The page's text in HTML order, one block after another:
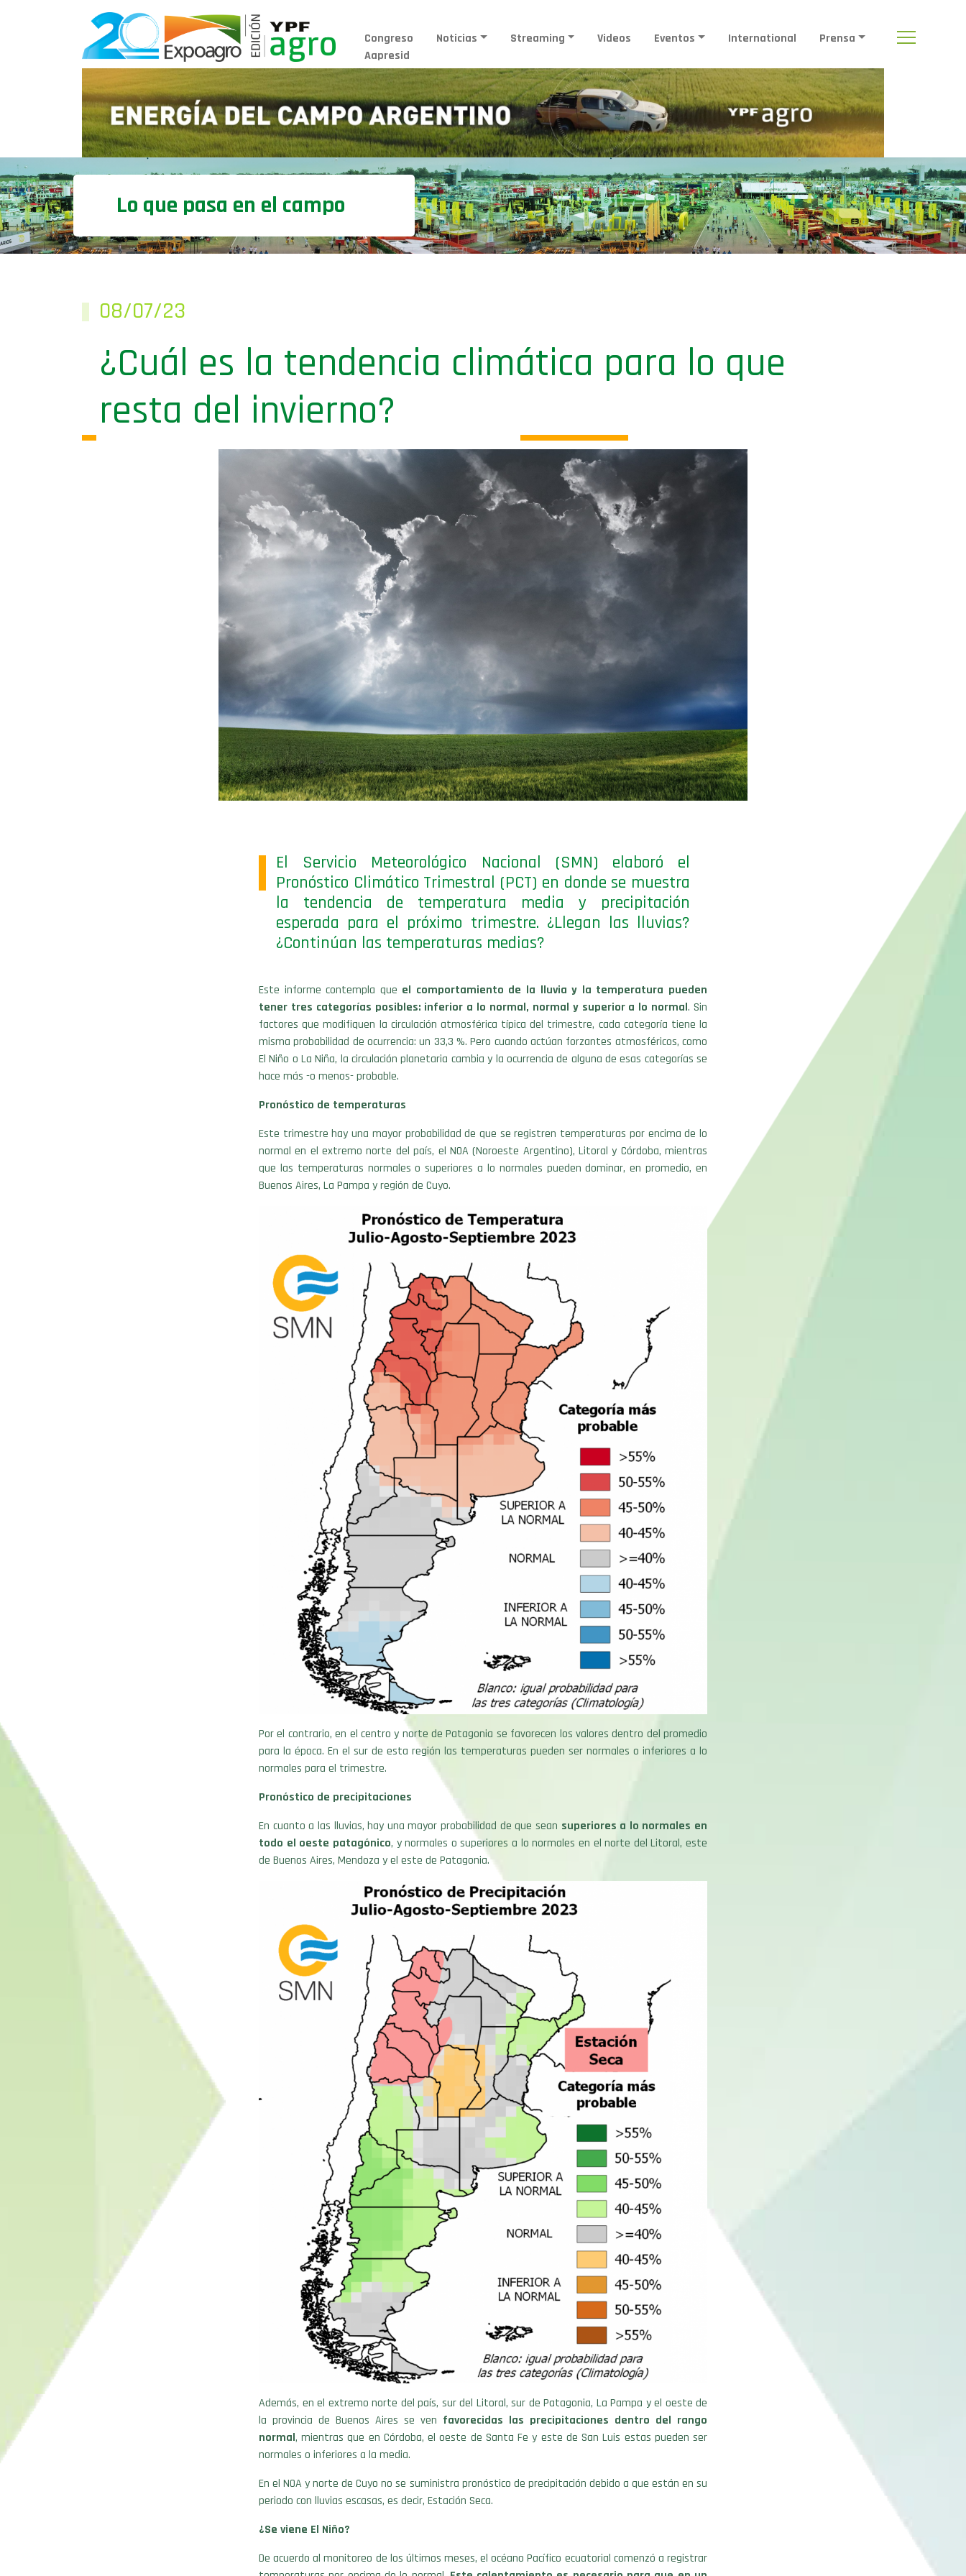
Congreso
Aapresid
Noticias Streaming Videos Eventos International Prensa
Lo que pasa en el campo
08/07/23
¿Cuál es la tendencia climática para lo que
resta del invierno?
El Servicio Meteorológico Nacional (SMN) elaboró el
Pronóstico Climático Trimestral (PCT) en donde se muestra
la tendencia de temperatura media y precipitación
esperada para el próximo trimestre. ¿Llegan las lluvias?
¿Continúan las temperaturas medias?
Este informe contempla que el comportamiento de la lluvia y la temperatura pueden
tener tres categorías posibles: inferior a lo normal, normal y superior a lo normal. Sin
factores que modifiquen la circulación atmosférica típica del trimestre, cada categoría tiene la
misma probabilidad de ocurrencia: un 33,3 %. Pero cuando actúan forzantes atmosféricos, como
El Niño o La Niña, la circulación planetaria cambia y la ocurrencia de alguna de esas categorías se
hace más -o menos- probable.
Pronóstico de temperaturas
Este trimestre hay una mayor probabilidad de que se registren temperaturas por encima de lo
normal en el extremo norte del país, el NOA (Noroeste Argentino), Litoral y Córdoba, mientras
que las temperaturas normales o superiores a lo normales pueden dominar, en promedio, en
Buenos Aires, La Pampa y región de Cuyo.
Por el contrario, en el centro y norte de Patagonia se favorecen los valores dentro del promedio
para la época. En el sur de esta región las temperaturas pueden ser normales o inferiores a lo
normales para el trimestre.
Pronóstico de precipitaciones
En cuanto a las lluvias, hay una mayor probabilidad de que sean superiores a lo normales en
todo el oeste patagónico, y normales o superiores a lo normales en el norte del Litoral, este
de Buenos Aires, Mendoza y el este de Patagonia.
Además, en el extremo norte del país, sur del Litoral, sur de Patagonia, La Pampa y el oeste de
la provincia de Buenos Aires se ven favorecidas las precipitaciones dentro del rango
normal, mientras que en Córdoba, el oeste de Santa Fe y este de San Luis estas pueden ser
normales o inferiores a la media.
En el NOA y norte de Cuyo no se suministra pronóstico de precipitación debido a que están en su
periodo con lluvias escasas, es decir, Estación Seca.
¿Se viene El Niño?
De acuerdo al monitoreo de los últimos meses, el océano Pacífico ecuatorial comenzó a registrar